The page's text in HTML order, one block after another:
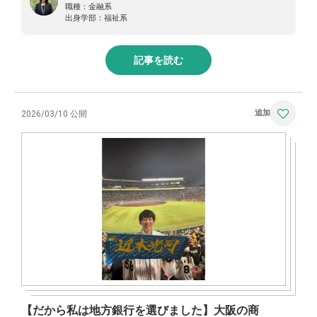
職種： 金融系
出身学部： 福祉系
記事を読む
2026/03/10 公開
【だから私は地方銀行を選びました】大阪の商